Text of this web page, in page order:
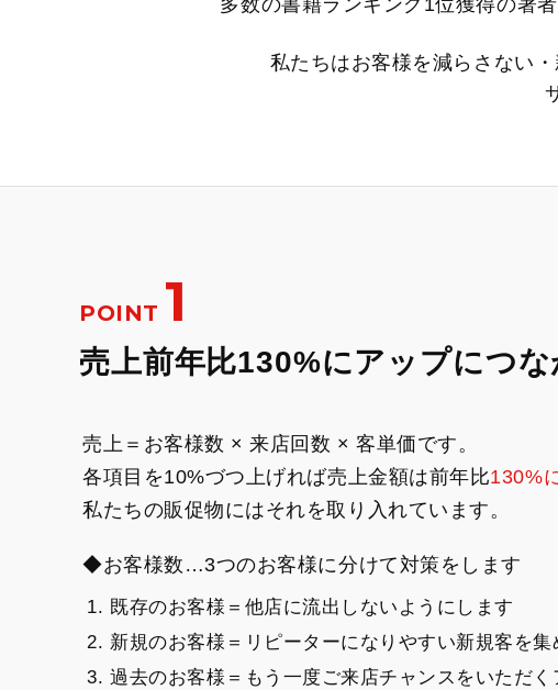
多数の書籍ランキング1位獲得の著
私たちはお客様を減らさない
POINT 1
売上前年比130%にアップにつな
売上＝お客様数 × 来店回数 × 客単価です。
各項目を10%づつ上げれば売上金額は前年比130%
私たちの販促物にはそれを取り入れています。
◆お客様数…3つのお客様に分けて対策をします
既存のお客様＝他店に流出しないようにします
新規のお客様＝リピーターになりやすい新規客を集
過去のお客様＝もう一度ご来店チャンスをいただ